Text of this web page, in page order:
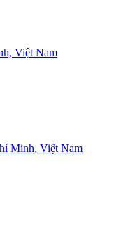
Việt Nam
Minh, Việt Nam